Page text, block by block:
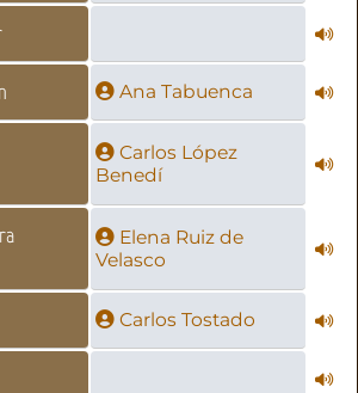
Ana Tabuenca
Carlos López
Benedí
Elena Ruiz de
Velasco
Carlos Tostado